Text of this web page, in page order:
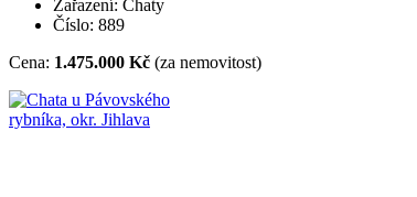
Zařazení: Chaty
Číslo: 889
Cena: 1.475.000 Kč (za nemovitost)